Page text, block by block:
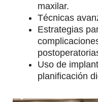
maxilar.
Técnicas
Estrategias
Uso de
planificación